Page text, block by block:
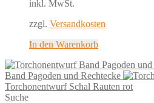
inkl. MwSt.
zzgl. Versandkosten
In den Warenkorb
Band Pagoden und Rechtecke
Torchonentwurf Schal Rauten rot
Suche